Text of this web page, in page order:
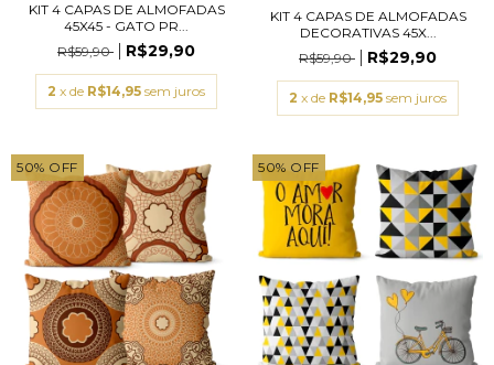
KIT 4 CAPAS DE ALMOFADAS
45X45 - GATO PR...
R$59,90
R$29,90
2 x de R$14,95 sem juros
KIT 4 CAPAS DE ALMOFADAS
DECORATIVAS 45X...
R$59,90
R$29,90
2 x de R$14,95 sem juros
50% OFF 50% OFF